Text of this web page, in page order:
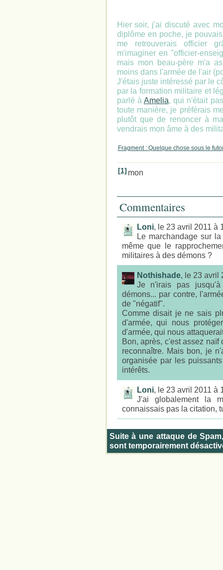
Hier soir, j'ai discuté avec
diplôme en poche, je
me retrouverais officier
m'imaginer en "officier-
mais mon beau-père m'a
moins dans l'armée de l'air
J'étais juste intéressé par le
par la formation militaire et
parlé à Amelia, qui n'était
toute manière, je préférais
plutôt que de renoncer à
vendrais mon âme à des
Fragment : Quelque chose sous le
[1] mon
Commentaires
Loni, le 23 avril 2011 à
Le marchandage sur
même que le
militaires à des démons ?
Nothishade, le 23 avril
Je n'irais pas
démons... par contre,
de "négatif".
Comme disait je ne sais
d'armée, qui nous
d'armée, qui nous
Bon, après, c'est assez
reconnaître. Mais bon, je
organisée par les
intérêts.
Loni, le 23 avril 2011 à
J'ai globalement la
connaissais pas la citation,
Suite à une attaque de
sont temporairement